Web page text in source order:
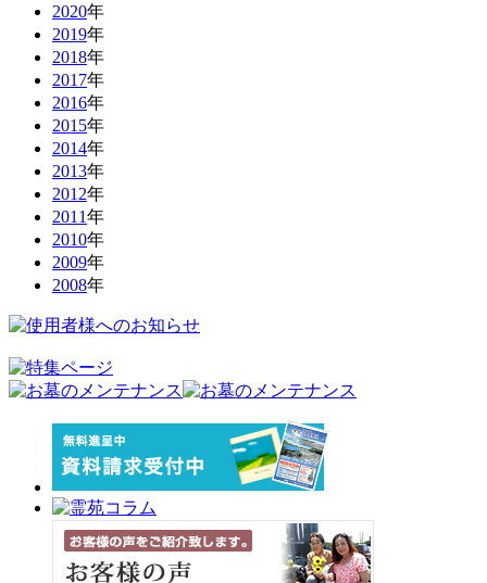
2020年
2019年
2018年
2017年
2016年
2015年
2014年
2013年
2012年
2011年
2010年
2009年
2008年